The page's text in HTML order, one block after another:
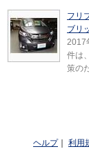
フリ
ブリ
2017
件は
策の
ヘルプ｜ 利用